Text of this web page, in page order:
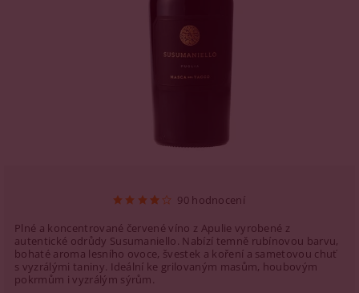
90 hodnocení
Plné a koncentrované červené víno z Apulie vyrobené z
autentické odrůdy Susumaniello. Nabízí temně rubínovou barvu,
bohaté aroma lesního ovoce, švestek a koření a sametovou chuť
s vyzrálými taniny. Ideální ke grilovaným masům, houbovým
pokrmům i vyzrálým sýrům.